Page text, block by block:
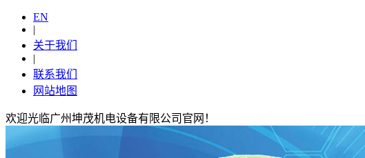
EN
|
关于我们
|
联系我们
网站地图
欢迎光临广州坤茂机电设备有限公司官网！